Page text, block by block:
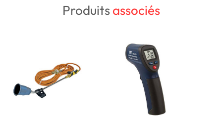
Produitsassociés